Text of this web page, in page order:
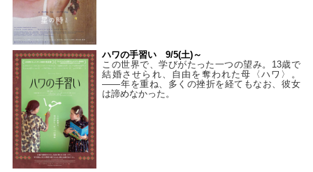
ハワの手習い 9/5(土)～
この世界で、学びがたった一つの望み。13歳で
結婚させられ、自由を奪われた母〈ハワ〉。
——年を重ね、多くの挫折を経てもなお、彼女
は諦めなかった。